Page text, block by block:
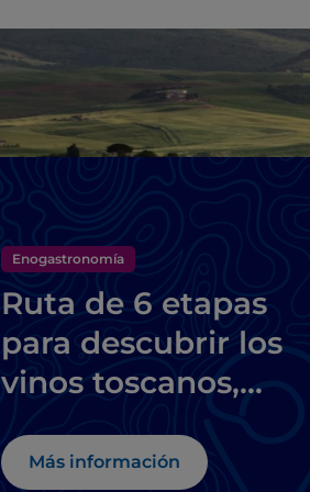
Enogastronomía
Ruta de 6 etapas
para descubrir los
vinos toscanos,
Montalcino hasta el
Más información